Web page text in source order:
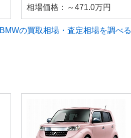
相場価格：～471.0万円
BMWの買取相場・査定相場を調べる